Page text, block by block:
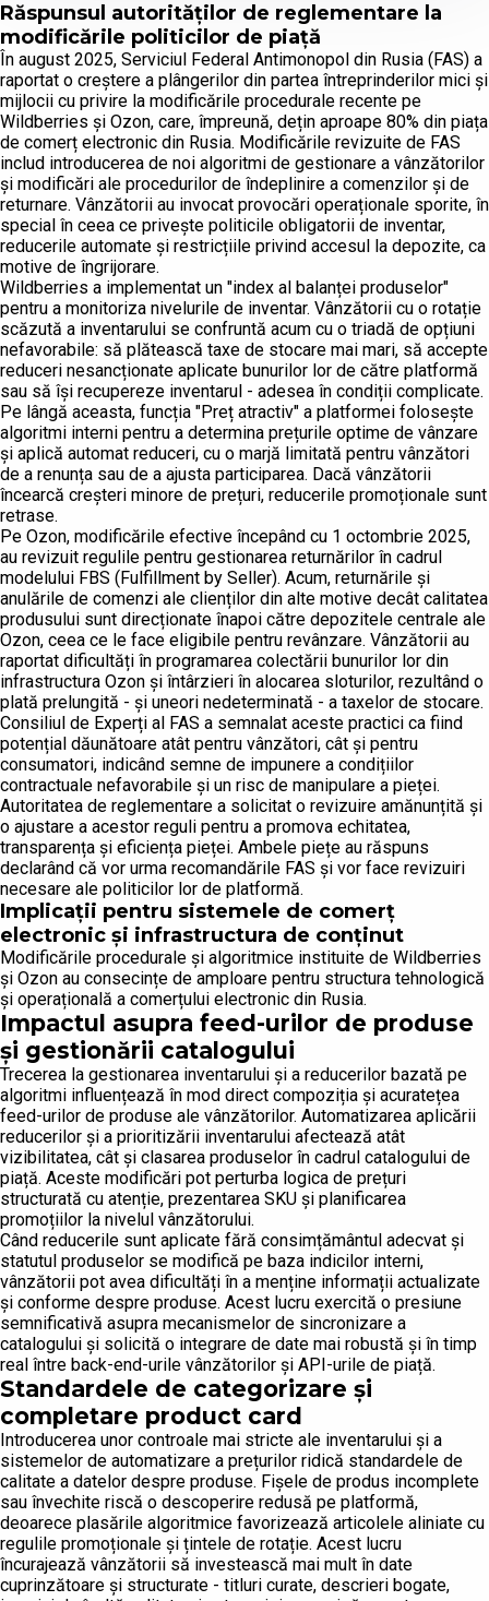
Răspunsul autorităților de reglementare la
modificările politicilor de piață
În august 2025, Serviciul Federal Antimonopol din Rusia (FAS) a
raportat o creștere a plângerilor din partea întreprinderilor mici și
mijlocii cu privire la modificările procedurale recente pe
Wildberries și Ozon, care, împreună, dețin aproape 80% din piața
de comerț electronic din Rusia. Modificările revizuite de FAS
includ introducerea de noi algoritmi de gestionare a vânzătorilor
și modificări ale procedurilor de îndeplinire a comenzilor și de
returnare. Vânzătorii au invocat provocări operaționale sporite, în
special în ceea ce privește politicile obligatorii de inventar,
reducerile automate și restricțiile privind accesul la depozite, ca
motive de îngrijorare.
Wildberries a implementat un "index al balanței produselor"
pentru a monitoriza nivelurile de inventar. Vânzătorii cu o rotație
scăzută a inventarului se confruntă acum cu o triadă de opțiuni
nefavorabile: să plătească taxe de stocare mai mari, să accepte
reduceri nesancționate aplicate bunurilor lor de către platformă
sau să își recupereze inventarul - adesea în condiții complicate.
Pe lângă aceasta, funcția "Preț atractiv" a platformei folosește
algoritmi interni pentru a determina prețurile optime de vânzare
și aplică automat reduceri, cu o marjă limitată pentru vânzători
de a renunța sau de a ajusta participarea. Dacă vânzătorii
încearcă creșteri minore de prețuri, reducerile promoționale sunt
retrase.
Pe Ozon, modificările efective începând cu 1 octombrie 2025,
au revizuit regulile pentru gestionarea returnărilor în cadrul
modelului FBS (Fulfillment by Seller). Acum, returnările și
anulările de comenzi ale clienților din alte motive decât calitatea
produsului sunt direcționate înapoi către depozitele centrale ale
Ozon, ceea ce le face eligibile pentru revânzare. Vânzătorii au
raportat dificultăți în programarea colectării bunurilor lor din
infrastructura Ozon și întârzieri în alocarea sloturilor, rezultând o
plată prelungită - și uneori nedeterminată - a taxelor de stocare.
Consiliul de Experți al FAS a semnalat aceste practici ca fiind
potențial dăunătoare atât pentru vânzători, cât și pentru
consumatori, indicând semne de impunere a condițiilor
contractuale nefavorabile și un risc de manipulare a pieței.
Autoritatea de reglementare a solicitat o revizuire amănunțită și
o ajustare a acestor reguli pentru a promova echitatea,
transparența și eficiența pieței. Ambele piețe au răspuns
declarând că vor urma recomandările FAS și vor face revizuiri
necesare ale politicilor lor de platformă.
Implicații pentru sistemele de comerț
electronic și infrastructura de conținut
Modificările procedurale și algoritmice instituite de Wildberries
și Ozon au consecințe de amploare pentru structura tehnologică
și operațională a comerțului electronic din Rusia.
Impactul asupra feed-urilor de produse
și gestionării catalogului
Trecerea la gestionarea inventarului și a reducerilor bazată pe
algoritmi influențează în mod direct compoziția și acuratețea
feed-urilor de produse ale vânzătorilor. Automatizarea aplicării
reducerilor și a prioritizării inventarului afectează atât
vizibilitatea, cât și clasarea produselor în cadrul catalogului de
piață. Aceste modificări pot perturba logica de prețuri
structurată cu atenție, prezentarea SKU și planificarea
promoțiilor la nivelul vânzătorului.
Când reducerile sunt aplicate fără consimțământul adecvat și
statutul produselor se modifică pe baza indicilor interni,
vânzătorii pot avea dificultăți în a menține informații actualizate
și conforme despre produse. Acest lucru exercită o presiune
semnificativă asupra mecanismelor de sincronizare a
catalogului și solicită o integrare de date mai robustă și în timp
real între back-end-urile vânzătorilor și API-urile de piață.
Standardele de categorizare și
completare product card
Introducerea unor controale mai stricte ale inventarului și a
sistemelor de automatizare a prețurilor ridică standardele de
calitate a datelor despre produse. Fișele de produs incomplete
sau învechite riscă o descoperire redusă pe platformă,
deoarece plasările algoritmice favorizează articolele aliniate cu
regulile promoționale și țintele de rotație. Acest lucru
încurajează vânzătorii să investească mai mult în date
cuprinzătoare și structurate - titluri curate, descrieri bogate,